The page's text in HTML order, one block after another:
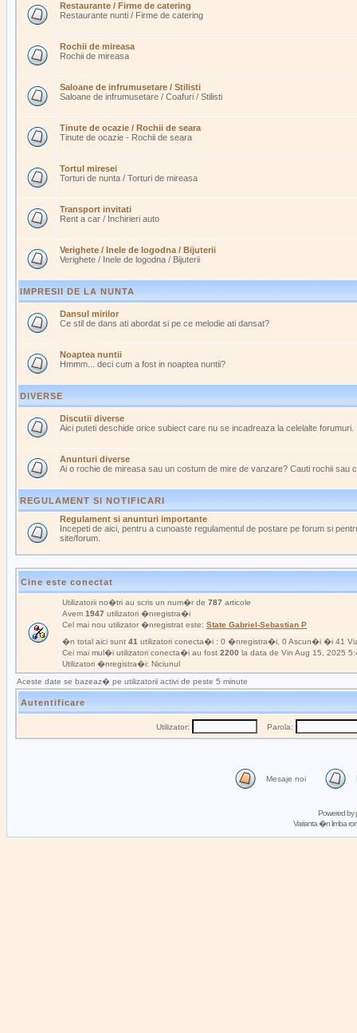
Restaurante / Firme de catering
Restaurante nunti / Firme de catering
Rochii de mireasa
Rochii de mireasa
Saloane de infrumusetare / Stilisti
Saloane de infrumusetare / Coafuri / Stilisti
Tinute de ocazie / Rochii de seara
Tinute de ocazie - Rochii de seara
Tortul miresei
Torturi de nunta / Torturi de mireasa
Transport invitati
Rent a car / Inchirieri auto
Verighete / Inele de logodna / Bijuterii
Verighete / Inele de logodna / Bijuterii
IMPRESII DE LA NUNTA
Dansul mirilor
Ce stil de dans ati abordat si pe ce melodie ati dansat?
Noaptea nuntii
Hmmm... deci cum a fost in noaptea nuntii?
DIVERSE
Discutii diverse
Aici puteti deschide orice subiect care nu se incadreaza la celelalte forumuri.
Anunturi diverse
Ai o rochie de mireasa sau un costum de mire de vanzare? Cauti rochii sau
REGULAMENT SI NOTIFICARI
Regulament si anunturi importante
Incepeti de aici, pentru a cunoaste regulamentul de postare pe forum si
site/forum.
Cine este conectat
Utilizatorii no�tri au scris un num�r de 787 articole
Avem 1947 utilizatori �nregistra�i
Cel mai nou utilizator �nregistrat este: State Gabriel-Sebastian P
�n total aici sunt 41 utilizatori conecta�i : 0 �nregistra�i, 0 Ascun�i �i 41
Cei mai mul�i utilizatori conecta�i au fost 2200 la data de Vin Aug 15, 2025
Utilizatori �nregistra�i: Niciunul
Aceste date se bazeaz� pe utilizatorii activi de peste 5 minute
Autentificare
Utilizator: Parola:
Mesaje noi
Powered by
Varianta �n limba